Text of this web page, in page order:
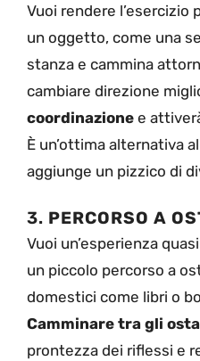
Vuoi rendere l’esercizio
un oggetto, come una
stanza e cammina
cambiare direzione
coordinazione e
È un’ottima alternativa
aggiunge un pizzico di
3. PERCORSO A
Vuoi un’esperienza
un piccolo percorso a
domestici come libri o
Camminare tra gli
prontezza dei riflessi e